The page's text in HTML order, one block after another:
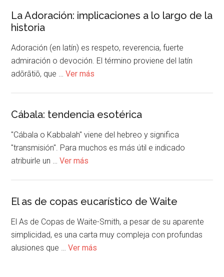
La Adoración: implicaciones a lo largo de la
historia
Adoración (en latín) es respeto, reverencia, fuerte
admiración o devoción. El término proviene del latín
adōrātiō, que …Ver más
Cábala: tendencia esotérica
"Cábala o Kabbalah" viene del hebreo y significa
"transmisión". Para muchos es más útil e indicado
atribuirle un …Ver más
El as de copas eucarístico de Waite
El As de Copas de Waite-Smith, a pesar de su aparente
simplicidad, es una carta muy compleja con profundas
alusiones que …Ver más